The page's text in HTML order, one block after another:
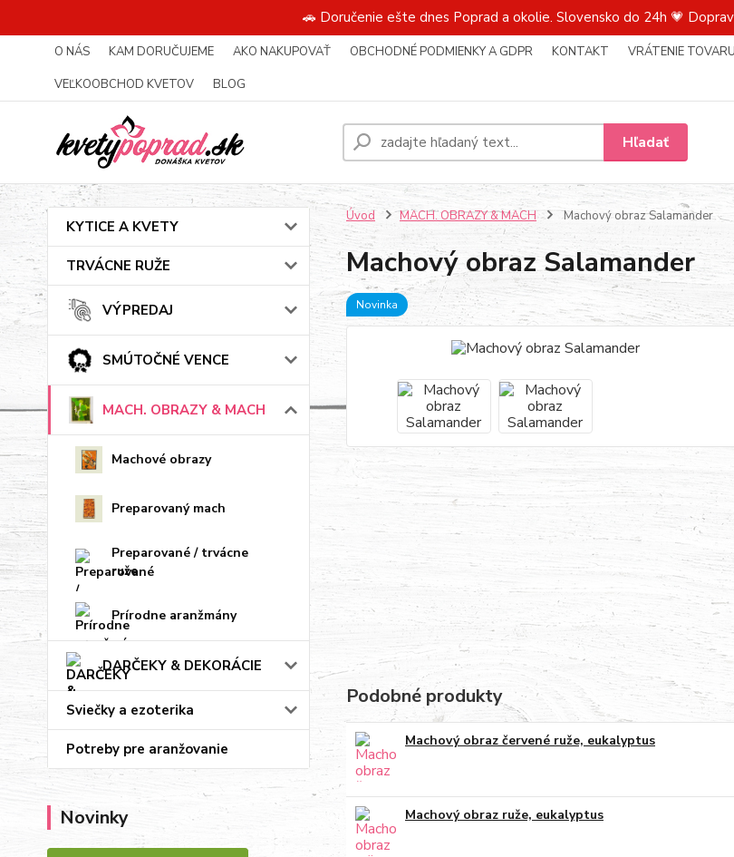
🚗 Doručenie ešte dnes Poprad a okolie. Slovensko do 24h 💗
O NÁS KAM DORUČUJEME AKO NAKUPOVAŤ OBCHODNÉ PODMIENKY A GDPR KONTAKT
VRÁTENIE TOVARU
VEĽKOOBCHOD KVETOV
BLOG
Hľadať
KYTICE A KVETY
TRVÁCNE RUŽE
VÝPREDAJ
SMÚTOČNÉ VENCE
MACH. OBRAZY & MACH
Machové obrazy
Preparovaný mach
Preparované / trvácne
ruže
Prírodne aranžmány
DARČEKY & DEKORÁCIE
Sviečky a ezoterika
Potreby pre aranžovanie
Novinky
Úvod MACH. OBRAZY & MACH Machový obraz Salamander
Machový obraz Salamander
Novinka
Podobné produkty
Machový obraz červené ruže, eukalyptus
Machový obraz ruže, eukalyptus